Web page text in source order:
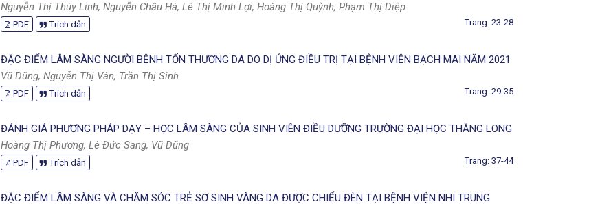
Nguyễn Thị Thùy Linh, Nguyễn Châu Hà, Lê Thị Minh Lợi, Hoàng Thị Quỳnh, Phạm Thị Diệp
PDF Trích dẫn Trang: 23-28
ĐẶC ĐIỂM LÂM SÀNG NGƯỜI BỆNH TỔN THƯƠNG DA DO DỊ ỨNG ĐIỀU TRỊ TẠI BỆNH VIỆN BẠCH MAI NĂM 2021
Vũ Dũng, Nguyễn Thị Vân, Trần Thị Sinh
PDF Trích dẫn Trang: 29-35
ĐÁNH GIÁ PHƯƠNG PHÁP DẠY – HỌC LÂM SÀNG CỦA SINH VIÊN ĐIỀU DƯỠNG TRƯỜNG ĐẠI HỌC THĂNG LONG
Hoàng Thị Phương, Lê Đức Sang, Vũ Dũng
PDF Trích dẫn Trang: 37-44
ĐẶC ĐIỂM LÂM SÀNG VÀ CHĂM SÓC TRẺ SƠ SINH VÀNG DA ĐƯỢC CHIỂU ĐÈN TẠI BỆNH VIỆN NHI TRUNG